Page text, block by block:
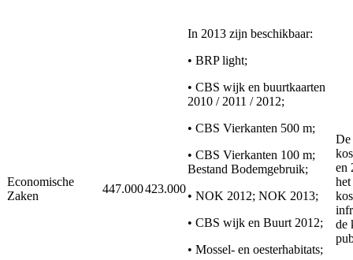
Economische
Zaken
447.000423.000
In 2013 zijn beschikbaar:
• BRP light;
• CBS wijk en buurtkaarten
2010 / 2011 / 2012;
• CBS Vierkanten 500 m;
• CBS Vierkanten 100 m;
Bestand Bodemgebruik;
• NOK 2012; NOK 2013;
• CBS wijk en Buurt 2012;
• Mossel- en oesterhabitats;
De
en
de